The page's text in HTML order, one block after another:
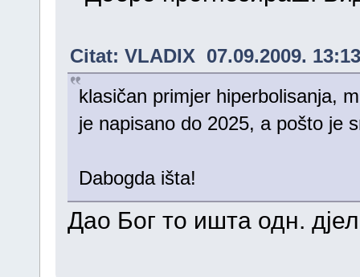
Citat: VLADIX 07.09.2009.
klasičan primjer hiperbolisanja,
je napisano do 2025, a pošto
Dabogda išta!
Дао Бог то ишта одн.